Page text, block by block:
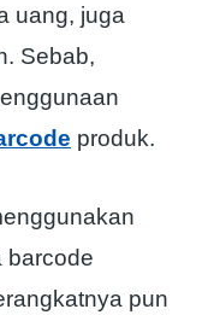
uang, juga
Sebab,
produk.
barcode
pun